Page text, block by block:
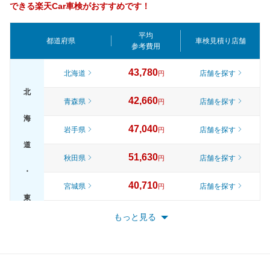
できる楽天Car車検がおすすめです！
都道府県
平均
参考費用
車検見積り店舗
北
海
道
・
東
北海道 43,780円 店舗を探す
青森県 42,660円 店舗を探す
岩手県 47,040円 店舗を探す
秋田県 51,630円 店舗を探す
宮城県 40,710円 店舗を探す
45,870 円
もっと見る